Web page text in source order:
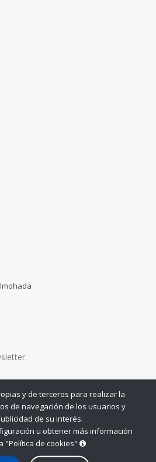
y de terceros para realizar la
de navegación de los usuarios y
de su interés.
u obtener más información
"Política de cookies"
ENVIAR